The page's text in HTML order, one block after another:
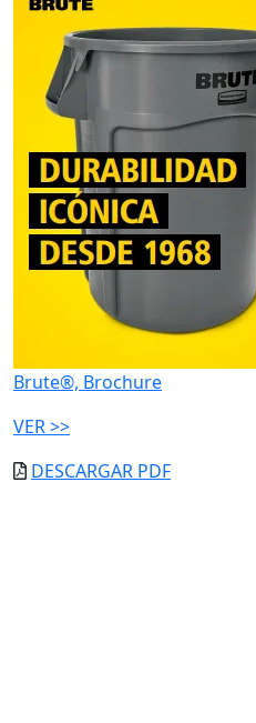
Brute®, Brochure
VER >>
DESCARGAR PDF